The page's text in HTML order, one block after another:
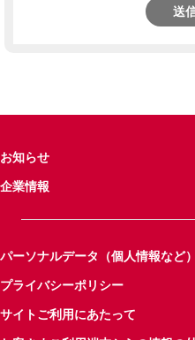
送
お知らせ
企業情報
パーソナルデータ（個人情報など
プライバシーポリシー
サイトご利用にあたって